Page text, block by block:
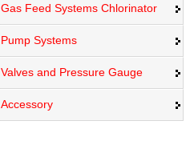
Gas Feed Systems Chlorinator
Pump Systems
Valves and Pressure Gauge
Accessory